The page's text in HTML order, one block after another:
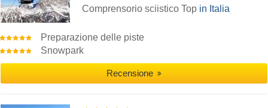
Comprensorio sciistico Top in Italia
Preparazione delle piste
Snowpark
Recensione